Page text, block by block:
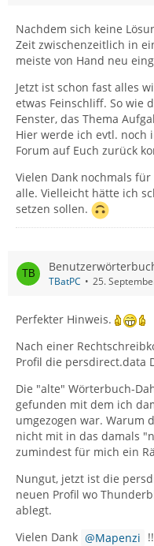
Nachdem sich keine
Zeit zwischenzeitlich in
meiste von Hand neu
Jetzt ist schon fast alles
etwas Feinschliff. So wie
Fenster, das Thema
Hier werde ich evtl. noch
Forum auf Euch zurück
Vielen Dank nochmals
alle. Vielleicht hätte ich
setzen sollen.
TBatPC 25.
Perfekter Hinweis.
Nach einer
Profil die persdirect.data
Die "alte" Wörterbuch-
gefunden mit dem ich
umgezogen war. Warum
nicht mit in das damals
zumindest für mich ein
Nungut, jetzt ist die
neuen Profil wo
ablegt.
Vielen Dank
Mapenzi